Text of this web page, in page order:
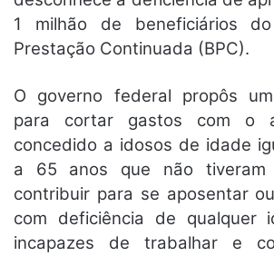
1 milhão de beneficiários
Prestação Continuada (BPC).
O governo federal propôs
para cortar gastos com o
concedido a idosos de idade
a 65 anos que não tiveram
contribuir para se aposentar
com deficiência de qualquer
incapazes de trabalhar e